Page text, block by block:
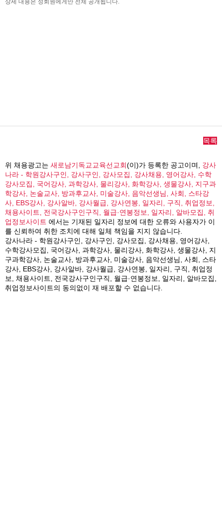
상세 내용은 정회원에게만 전체 공개됩니다.
목록
위 채용광고는 새로남기독교교육선교회(이)가 등록한 공고이며, 강사
나라 - 학원강사구인, 강사구인, 강사모집, 강사채용, 영어강사, 수학
강사모집, 국어강사, 과학강사, 물리강사, 화학강사, 생물강사, 지구과
학강사, 논술교사, 방과후교사, 미술강사, 음악선생님, 사회, 스타강
사, EBS강사, 강사알바, 강사월급, 강사연봉, 일자리, 구직, 취업정보,
채용사이트, 전국강사구인구직, 월급·연봉정보, 일자리, 알바모집, 취
업정보사이트 에서는 기재된 일자리 정보에 대한 오류와 사용자가 이
를 신뢰하여 취한 조치에 대해 일체 책임을 지지 않습니다.
강사나라 - 학원강사구인, 강사구인, 강사모집, 강사채용, 영어강사,
수학강사모집, 국어강사, 과학강사, 물리강사, 화학강사, 생물강사, 지
구과학강사, 논술교사, 방과후교사, 미술강사, 음악선생님, 사회, 스타
강사, EBS강사, 강사알바, 강사월급, 강사연봉, 일자리, 구직, 취업정
보, 채용사이트, 전국강사구인구직, 월급·연봉정보, 일자리, 알바모집,
취업정보사이트의 동의없이 재 배포할 수 없습니다.